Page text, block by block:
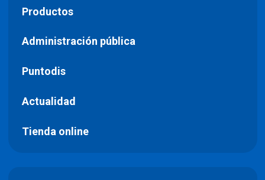
Productos
Administración pública
Puntodis
Actualidad
Tienda online